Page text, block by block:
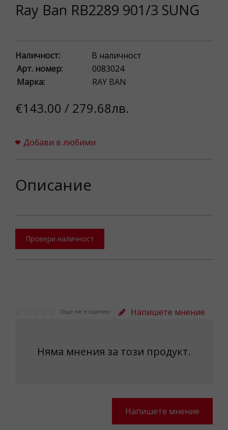
Ray Ban RB2289 901/3 SUNG
Наличност:
В наличност
Арт. номер:
0083024
Марка:
RAY BAN
€143.00 / 279.68лв.
Добави в любими
Описание
Провери наличност
Още не е оценен Напишете мнение
Няма мнения за този продукт.
Напишете мнение